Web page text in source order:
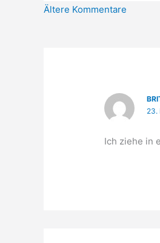
Neuere
Ältere Kommentare
23.
Ich ziehe in